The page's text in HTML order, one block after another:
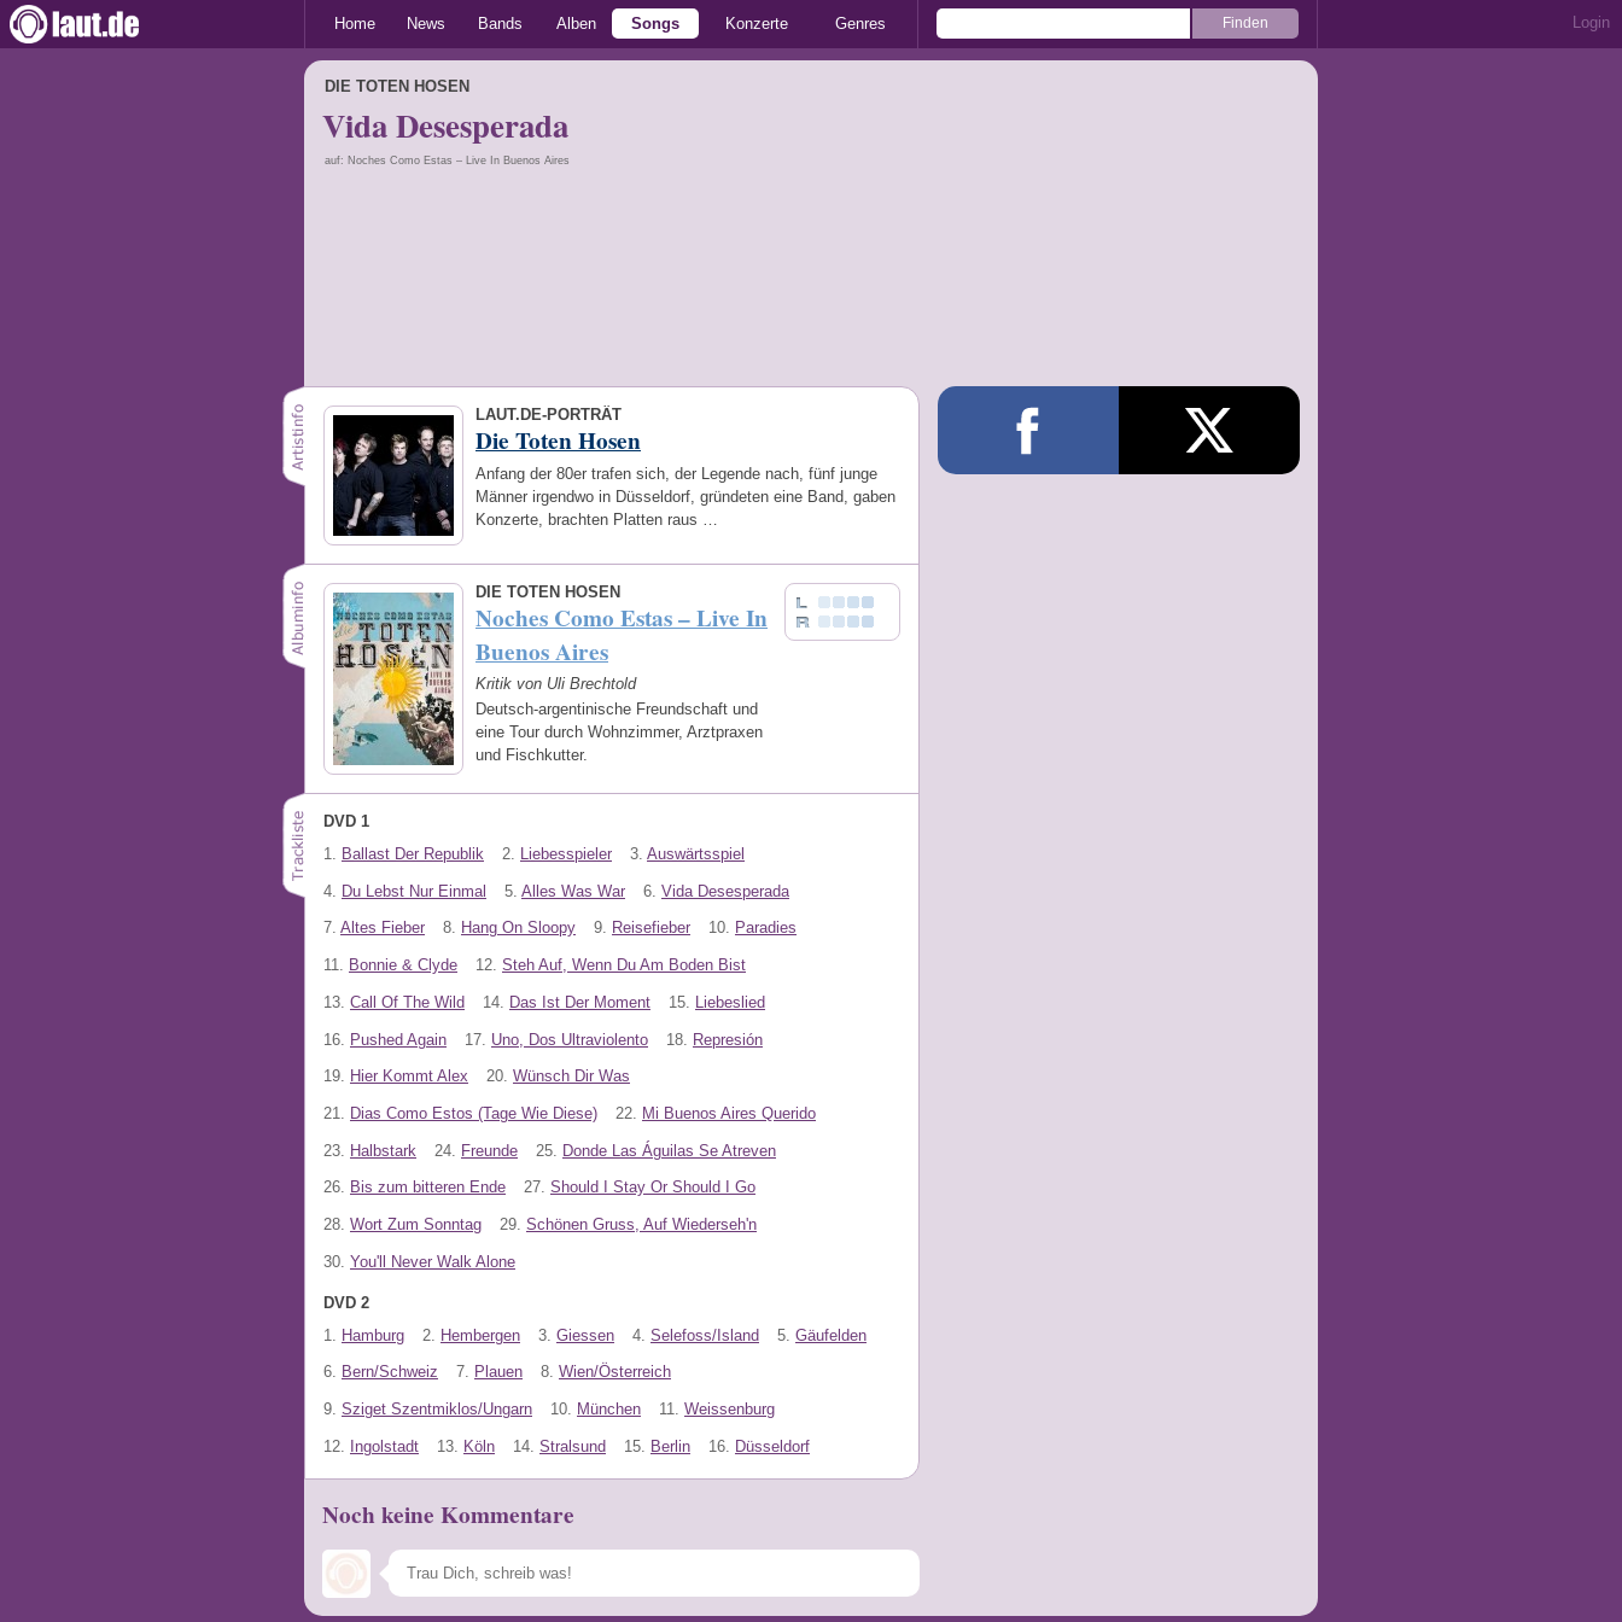
Home News Bands Alben Songs Konzerte Genres Login
DIE TOTEN HOSEN
Vida Desesperada
auf: Noches Como Estas – Live In Buenos Aires
LAUT.DE-PORTRÄT
Die Toten Hosen
Anfang der 80er trafen sich, der Legende nach, fünf junge
Männer irgendwo in Düsseldorf, gründeten eine Band, gaben
Konzerte, brachten Platten raus …
DIE TOTEN HOSEN
Noches Como Estas – Live In
Buenos Aires
Kritik von Uli Brechtold
Deutsch-argentinische Freundschaft und
eine Tour durch Wohnzimmer, Arztpraxen
und Fischkutter.
DVD 1
1. Ballast Der Republik 2. Liebesspieler 3. Auswärtsspiel
4. Du Lebst Nur Einmal 5. Alles Was War 6. Vida Desesperada
7. Altes Fieber 8. Hang On Sloopy 9. Reisefieber 10. Paradies
11. Bonnie & Clyde 12. Steh Auf, Wenn Du Am Boden Bist
13. Call Of The Wild 14. Das Ist Der Moment 15. Liebeslied
16. Pushed Again 17. Uno, Dos Ultraviolento 18. Represión
19. Hier Kommt Alex 20. Wünsch Dir Was
21. Dias Como Estos (Tage Wie Diese) 22. Mi Buenos Aires Querido
23. Halbstark 24. Freunde 25. Donde Las Águilas Se Atreven
26. Bis zum bitteren Ende 27. Should I Stay Or Should I Go
28. Wort Zum Sonntag 29. Schönen Gruss, Auf Wiederseh'n
30. You'll Never Walk Alone
DVD 2
1.
Hamburg 2. Hembergen 3. Giessen 4. Selefoss/Island 5. Gäufelden
6. Bern/Schweiz 7. Plauen 8. Wien/Österreich
9. Sziget Szentmiklos/Ungarn 10. München 11. Weissenburg
12. Ingolstadt 13. Köln 14. Stralsund 15. Berlin 16. Düsseldorf
Noch keine Kommentare
Speichern